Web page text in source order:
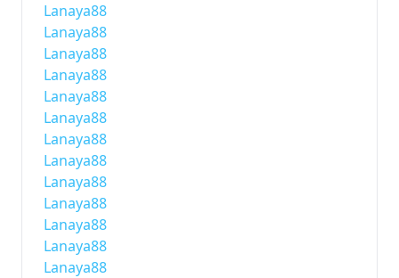
Lanaya88
Lanaya88
Lanaya88
Lanaya88
Lanaya88
Lanaya88
Lanaya88
Lanaya88
Lanaya88
Lanaya88
Lanaya88
Lanaya88
Lanaya88